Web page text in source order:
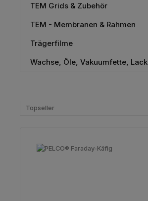
TEM Grids & Zubehör
TEM - Membranen & Rahmen
Trägerfilme
Wachse, Öle, Vakuumfette, Lack